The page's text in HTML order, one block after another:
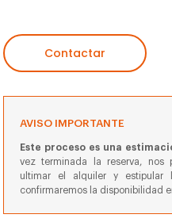
Contactar
AVISO IMPORTANTE
Este proceso es una
vez terminada la reserva, nos
ultimar el alquiler y estipular
confirmaremos la disponibilidad